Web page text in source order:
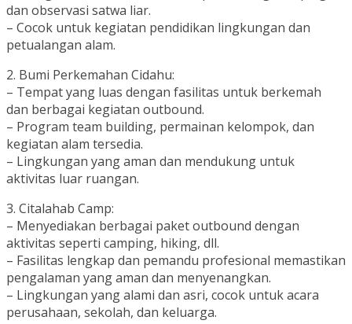
dan observasi satwa liar.
– Cocok untuk kegiatan pendidikan lingkungan dan
petualangan alam.
2. Bumi Perkemahan Cidahu:
– Tempat yang luas dengan fasilitas untuk berkemah
dan berbagai kegiatan outbound.
– Program team building, permainan kelompok, dan
kegiatan alam tersedia.
– Lingkungan yang aman dan mendukung untuk
aktivitas luar ruangan.
3. Citalahab Camp:
– Menyediakan berbagai paket outbound dengan
aktivitas seperti camping, hiking, dll.
– Fasilitas lengkap dan pemandu profesional memastikan
pengalaman yang aman dan menyenangkan.
– Lingkungan yang alami dan asri, cocok untuk acara
perusahaan, sekolah, dan keluarga.